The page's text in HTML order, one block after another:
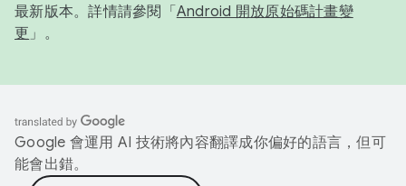
最新版本。詳情請參閱「 Android 開放原始碼計畫變
更 」。
Google 會運用 AI 技術將內容翻譯成你偏好的語言，但可
能會出錯。